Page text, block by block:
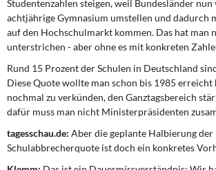
Studentenzahlen steigen, weil Bundesländer nun
achtjährige Gymnasium umstellen und dadurch
auf den Hochschulmarkt kommen. Das hat man
unterstrichen - aber ohne es mit konkreten
Rund 15 Prozent der Schulen in Deutschland
Diese Quote wollte man schon bis 1985 erreicht
nochmal zu verkünden, den Ganztagsbereich
dafür muss man nicht Ministerpräsidenten
tagesschau.de: Aber die geplante Halbierung der
Schulabbrecherquote ist doch ein konkretes